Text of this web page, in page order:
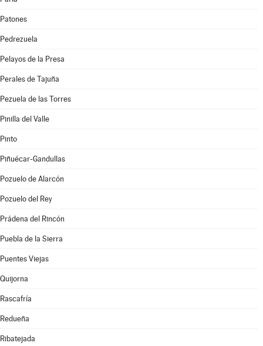
Patones
Pedrezuela
Pelayos de la Presa
Perales de Tajuña
Pezuela de las Torres
Pinilla del Valle
Pinto
Piñuécar-Gandullas
Pozuelo de Alarcón
Pozuelo del Rey
Prádena del Rincón
Puebla de la Sierra
Puentes Viejas
Quijorna
Rascafría
Redueña
Ribatejada